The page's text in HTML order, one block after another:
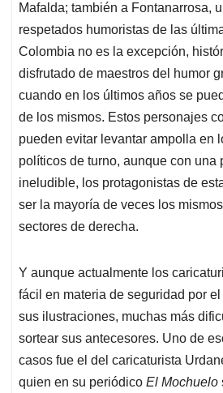
Mafalda; también a Fontanarrosa,
respetados humoristas de las
Colombia no es la excepción,
disfrutado de maestros del humor
cuando en los últimos años se
de los mismos. Estos personajes
pueden evitar levantar ampolla en
políticos de turno, aunque con una
ineludible, los protagonistas de
ser la mayoría de veces los
sectores de derecha.
Y aunque actualmente los
fácil en materia de seguridad por
sus ilustraciones, muchas más
sortear sus antecesores. Uno de
casos fue el del caricaturista
quien en su periódico El Mochuelo